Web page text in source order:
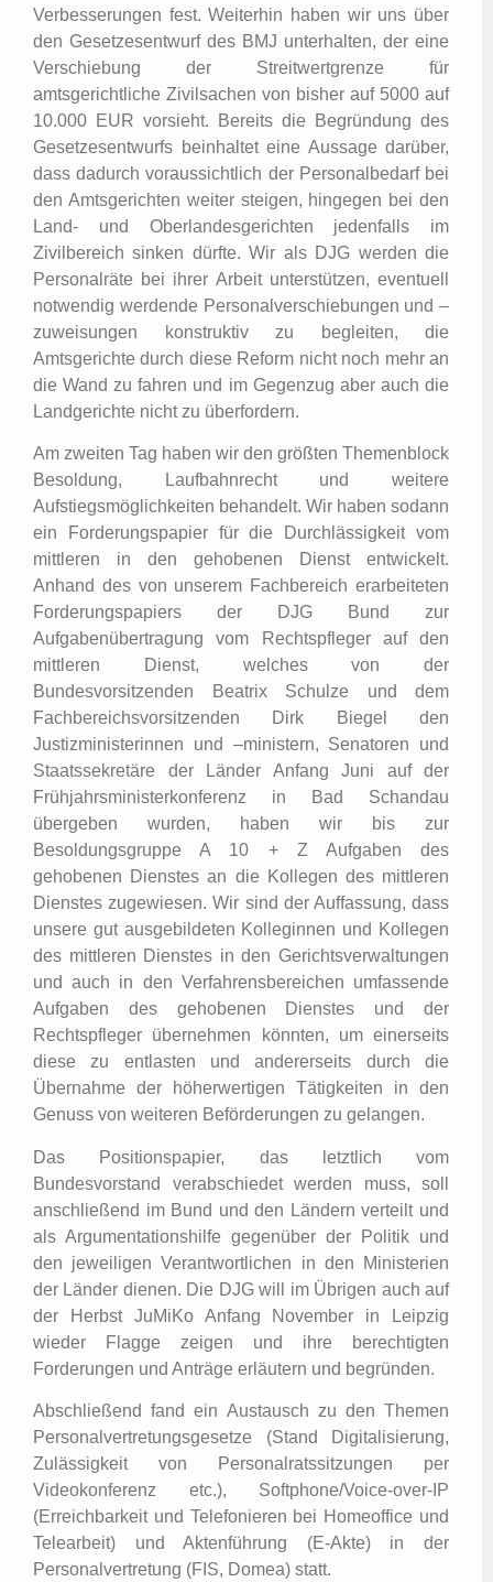
Verbesserungen fest. Weiterhin haben wir uns über
den Gesetzesentwurf des BMJ unterhalten, der eine
Verschiebung der Streitwertgrenze für
amtsgerichtliche Zivilsachen von bisher auf 5000 auf
10.000 EUR vorsieht. Bereits die Begründung des
Gesetzesentwurfs beinhaltet eine Aussage darüber,
dass dadurch voraussichtlich der Personalbedarf bei
den Amtsgerichten weiter steigen, hingegen bei den
Land- und Oberlandesgerichten jedenfalls im
Zivilbereich sinken dürfte. Wir als DJG werden die
Personalräte bei ihrer Arbeit unterstützen, eventuell
notwendig werdende Personalverschiebungen und –
zuweisungen konstruktiv zu begleiten, die
Amtsgerichte durch diese Reform nicht noch mehr an
die Wand zu fahren und im Gegenzug aber auch die
Landgerichte nicht zu überfordern.
Am zweiten Tag haben wir den größten Themenblock
Besoldung, Laufbahnrecht und weitere
Aufstiegsmöglichkeiten behandelt. Wir haben sodann
ein Forderungspapier für die Durchlässigkeit vom
mittleren in den gehobenen Dienst entwickelt.
Anhand des von unserem Fachbereich erarbeiteten
Forderungspapiers der DJG Bund zur
Aufgabenübertragung vom Rechtspfleger auf den
mittleren Dienst, welches von der
Bundesvorsitzenden Beatrix Schulze und dem
Fachbereichsvorsitzenden Dirk Biegel den
Justizministerinnen und –ministern, Senatoren und
Staatssekretäre der Länder Anfang Juni auf der
Frühjahrsministerkonferenz in Bad Schandau
übergeben wurden, haben wir bis zur
Besoldungsgruppe A 10 + Z Aufgaben des
gehobenen Dienstes an die Kollegen des mittleren
Dienstes zugewiesen. Wir sind der Auffassung, dass
unsere gut ausgebildeten Kolleginnen und Kollegen
des mittleren Dienstes in den Gerichtsverwaltungen
und auch in den Verfahrensbereichen umfassende
Aufgaben des gehobenen Dienstes und der
Rechtspfleger übernehmen könnten, um einerseits
diese zu entlasten und andererseits durch die
Übernahme der höherwertigen Tätigkeiten in den
Genuss von weiteren Beförderungen zu gelangen.
Das Positionspapier, das letztlich vom
Bundesvorstand verabschiedet werden muss, soll
anschließend im Bund und den Ländern verteilt und
als Argumentationshilfe gegenüber der Politik und
den jeweiligen Verantwortlichen in den Ministerien
der Länder dienen. Die DJG will im Übrigen auch auf
der Herbst JuMiKo Anfang November in Leipzig
wieder Flagge zeigen und ihre berechtigten
Forderungen und Anträge erläutern und begründen.
Abschließend fand ein Austausch zu den Themen
Personalvertretungsgesetze (Stand Digitalisierung,
Zulässigkeit von Personalratssitzungen per
Videokonferenz etc.), Softphone/Voice-over-IP
(Erreichbarkeit und Telefonieren bei Homeoffice und
Telearbeit) und Aktenführung (E-Akte) in der
Personalvertretung (FIS, Domea) statt.